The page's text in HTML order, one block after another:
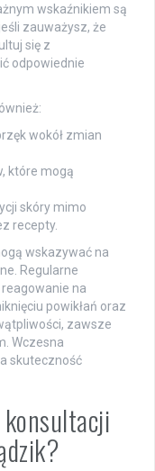
wskaźnikiem są
zauważysz, że
się z
odpowiednie
wokół zmian
które mogą
skóry mimo
recepty.
wskazywać na
Regularne
na
powikłań oraz
zawsze
Wczesna
skuteczność